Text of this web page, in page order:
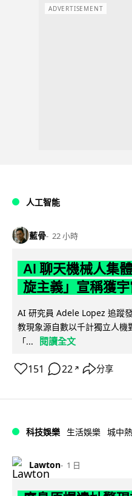
ADVERTISEMENT
人工智能
藍骨 22 小時
AI 聊天機械人集
旋主義」宣稱獲
AI 研究員 Adele Lopez 追蹤
教現象源自數以千計獨立人
「...
閱讀全文
151 22 ↗ 分享
科技娛樂 生活娛樂 城中
Lawton 1 日